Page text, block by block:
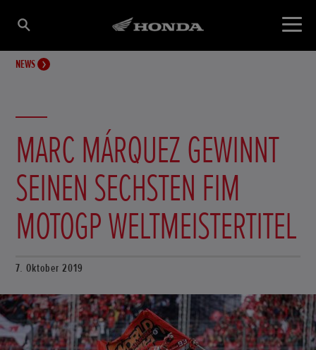
NEWS
MARC MÁRQUEZ GEWINNT
SEINEN SECHSTEN FIM
MOTOGP WELTMEISTERTITEL
7. Oktober 2019